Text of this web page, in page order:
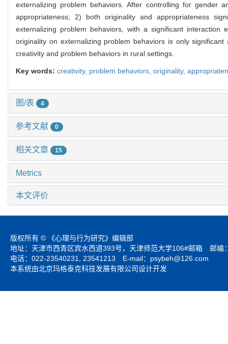
externalizing problem behaviors. After controlling for gender
appropriateness; 2) both originality and appropriateness
externalizing problem behaviors, with a significant
originality on externalizing problem behaviors is only
creativity and problem behaviors in rural settings.
Key words: creativity, problem behaviors, originality,
图/表 4
参考文献 0
相关文章 15
Metrics
本文评价
版权所有 © 《心理与行为研究》编辑部
地址：天津市西青区宾水西道393号，天津师范大学106#邮箱 邮编
电话：022-23540231, 23541213 E-mail： psybeh@126.com
本系统由北京玛格泰克科技发展有限公司设计开发